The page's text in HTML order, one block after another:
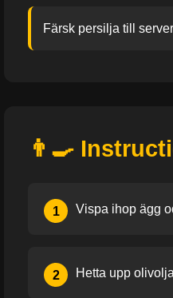
Färsk persilja till
👨‍🍳
1 Vispa ihop ägg
2 Hetta upp